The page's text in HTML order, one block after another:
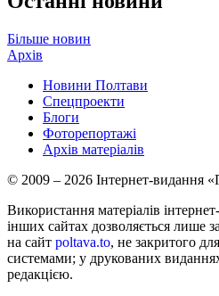
Більше новин
Архів
Новини Полтави
Спецпроекти
Блоги
Фоторепортажі
Архів матеріалів
© 2009 – 2026 Інтернет-видання
Використання матеріалів
інших сайтах дозволяється лише
на сайт poltava.to, не закритого
системами; у друкованих
редакцією.